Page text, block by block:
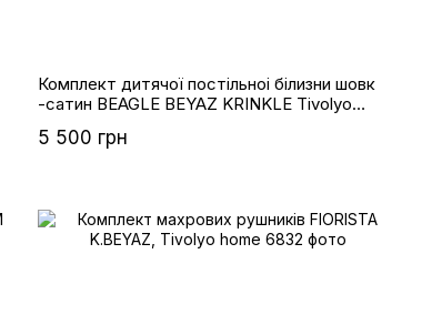
Комплект дитячої постільноі білизни шовк
-сатин BEAGLE BEYAZ KRINKLE Tivolyo
5 500 грн